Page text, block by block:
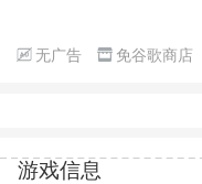
无广告 免谷歌商店
游戏信息